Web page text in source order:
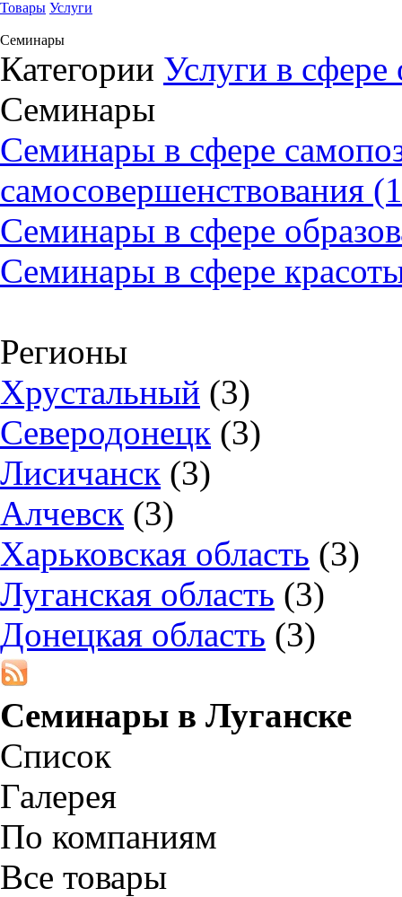
Товары Услуги
Семинары
Категории Услуги в сфере
Семинары
Семинары в сфере
самосовершенствования
Семинары в сфере
Семинары в сфере
Регионы
Хрустальный (3)
Северодонецк (3)
Лисичанск (3)
Алчевск (3)
Харьковская область (3)
Луганская область (3)
Донецкая область (3)
Семинары в Луганске
Список
Галерея
По компаниям
Все товары